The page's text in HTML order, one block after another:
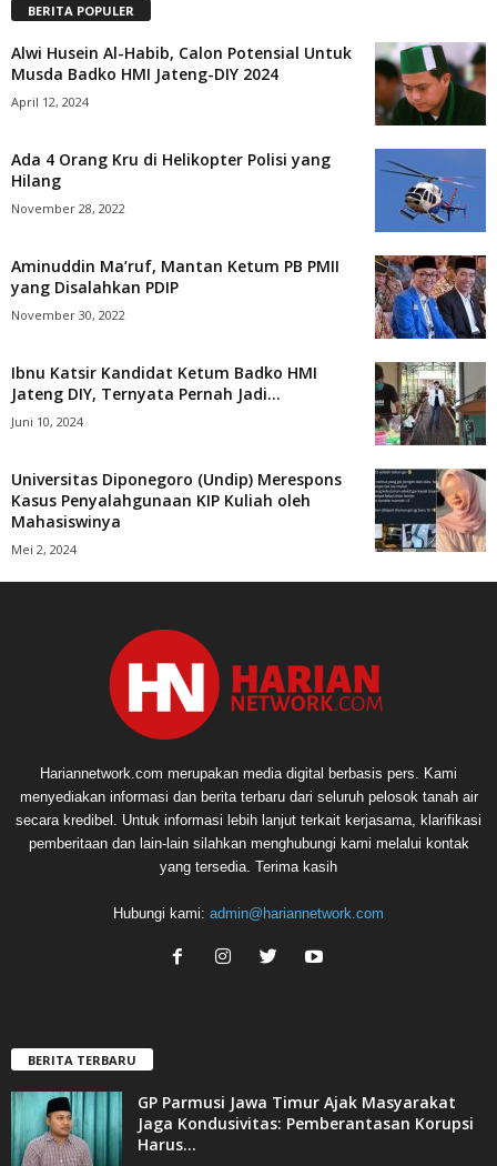
BERITA POPULER
Alwi Husein Al-Habib, Calon Potensial Untuk
Musda Badko HMI Jateng-DIY 2024
April 12, 2024
Ada 4 Orang Kru di Helikopter Polisi yang
Hilang
November 28, 2022
Aminuddin Ma’ruf, Mantan Ketum PB PMII
yang Disalahkan PDIP
November 30, 2022
Ibnu Katsir Kandidat Ketum Badko HMI
Jateng DIY, Ternyata Pernah Jadi...
Juni 10, 2024
Universitas Diponegoro (Undip) Merespons
Kasus Penyalahgunaan KIP Kuliah oleh
Mahasiswinya
Mei 2, 2024
Hariannetwork.com merupakan media digital berbasis pers. Kami
menyediakan informasi dan berita terbaru dari seluruh pelosok tanah air
secara kredibel. Untuk informasi lebih lanjut terkait kerjasama, klarifikasi
pemberitaan dan lain-lain silahkan menghubungi kami melalui kontak
yang tersedia. Terima kasih
Hubungi kami: admin@hariannetwork.com
BERITA TERBARU
GP Parmusi Jawa Timur Ajak Masyarakat
Jaga Kondusivitas: Pemberantasan Korupsi
Harus...